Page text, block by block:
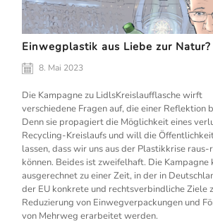
Einwegplastik aus Liebe zur Natur?
8. Mai 2023
Die Kampagne zu LidlsKreislaufflasche wirft
verschiedene Fragen auf, die einer Reflektion
Denn sie propagiert die Möglichkeit eines
Recycling-Kreislaufs und will die
lassen, dass wir uns aus der Plastikkrise raus-
können. Beides ist zweifelhaft. Die Kampagne
ausgerechnet zu einer Zeit, in der in
der EU konkrete und rechtsverbindliche Ziele
Reduzierung von Einwegverpackungen und
von Mehrweg erarbeitet werden.